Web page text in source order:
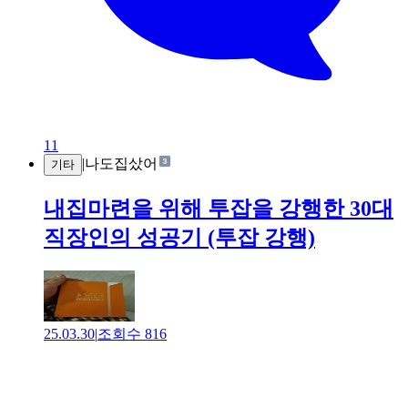
11
기타 |나도집샀어
내집마련을 위해 투잡을 강행한 30대
직장인의 성공기 (투잡 강행)
25.03.30|조회수 816